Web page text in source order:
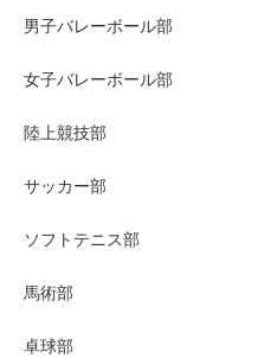
男子バレーボール部
女子バレーボール部
陸上競技部
サッカー部
ソフトテニス部
馬術部
卓球部